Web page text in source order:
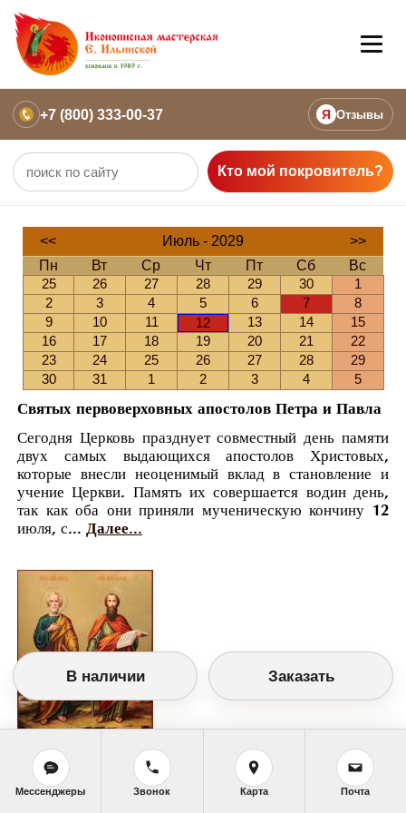
+7 (800) 333-00-37 Я Отзывы
Кто мой покровитель?
<< Июль - 2029
>>
Пн
Вт Ср Чт Пт Сб
Вс
25
26 27 28 29 30
1
2
3 4 5 6 7
8
9
10 11 12 13 14
15
16
17 18 19 20 21
22
23
24 25 26 27 28
29
30
31 1 2 3 4 5
Святых первоверховных апостолов Петра и Павла
Сегодня Церковь празднует совместный день памяти
двух самых выдающихся апостолов Христовых,
которые внесли неоценимый вклад в становление и
учение Церкви. Память их совершается водин день,
так как оба они приняли мученическую кончину 12
июля, с... Далее...
Православный календарь
<< Четверг, 12 Июля (29 Июня по старому
стилю)
>>
В наличии Заказать
Мессенджеры Звонок Карта Почта